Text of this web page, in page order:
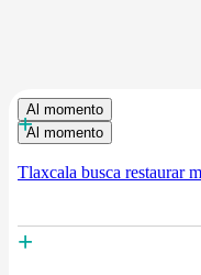
Al momento
Al momento
+
Tlaxcala busca restaurar
+